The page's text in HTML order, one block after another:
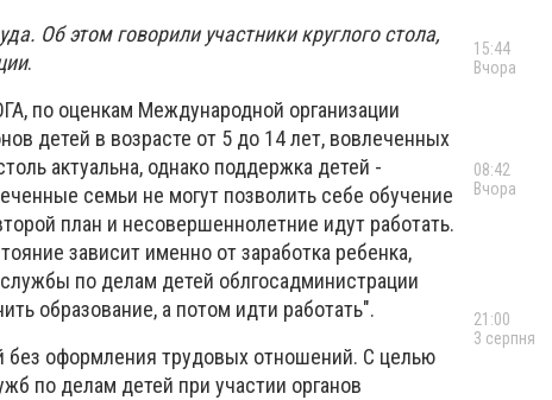
Об этом говорили участники круглого стола,
.
по оценкам Международной организации
детей в возрасте от 5 до 14 лет, вовлеченных
актуальна, однако поддержка детей -
семьи не могут позволить себе обучение
план и несовершеннолетние идут работать.
зависит именно от заработка ребенка,
по делам детей облгосадминистрации
образование, а потом идти работать".
без оформления трудовых отношений. С целью
по делам детей при участии органов
15:44
Вчора
08:42
Вчора
21:00
3 серпня